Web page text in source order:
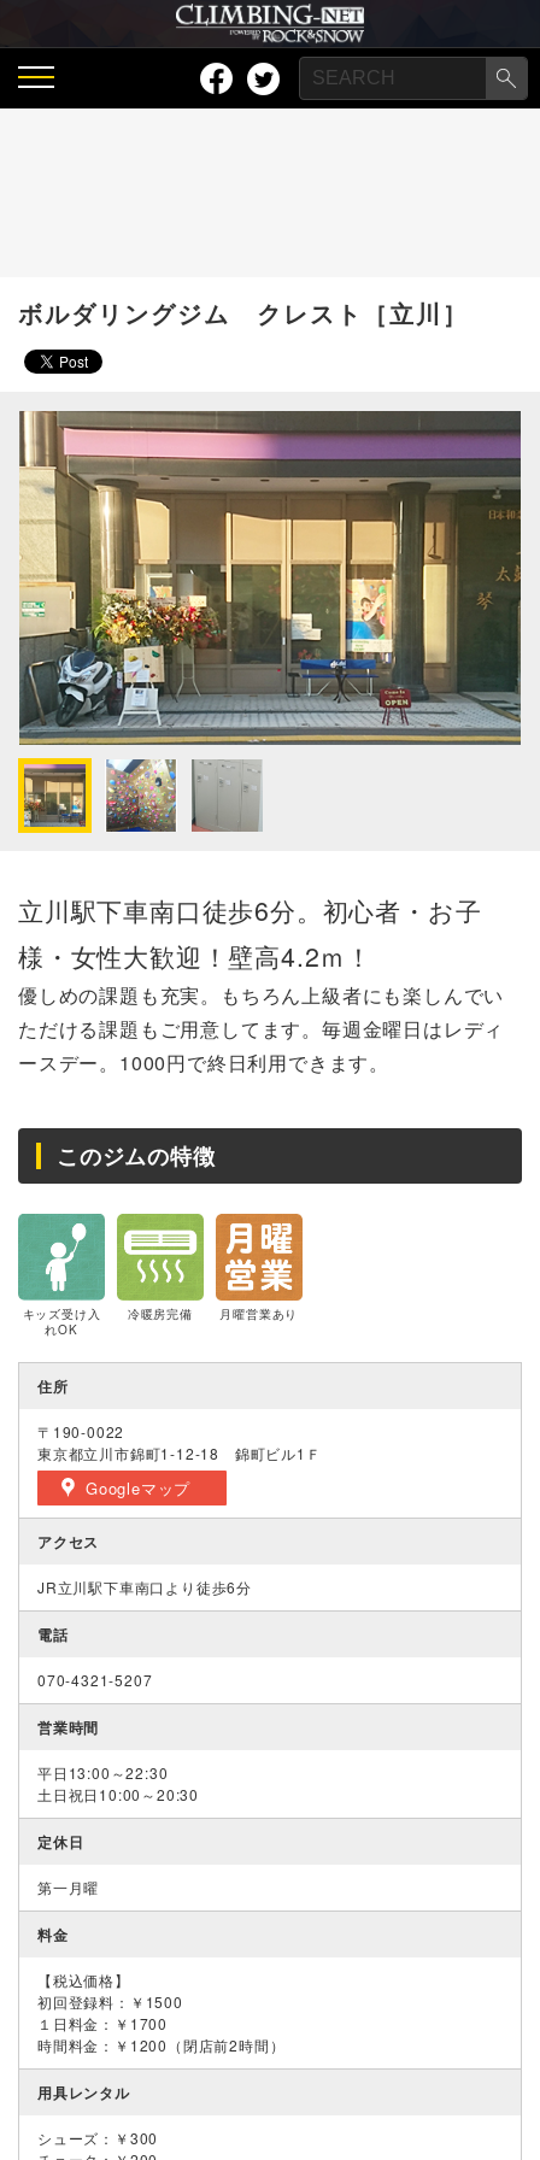
ボルダリングジム クレスト［立川］
立川駅下車南口徒歩6分。初心者・お子
様・女性大歓迎！壁高4.2ｍ！
優しめの課題も充実。もちろん上級者にも楽しんでい
ただける課題もご用意してます。毎週金曜日はレディ
ースデー。1000円で終日利用できます。
このジムの特徴
キッズ受け入
れOK
冷暖房完備 月曜営業あり
住所
〒190-0022
東京都立川市錦町1-12-18 錦町ビル1Ｆ
Googleマップ
アクセス
JR立川駅下車南口より徒歩6分
電話
070-4321-5207
営業時間
平日13:00～22:30
土日祝日10:00～20:30
定休日
第一月曜
料金
【税込価格】
初回登録料：￥1500
１日料金：￥1700
時間料金：￥1200（閉店前2時間）
用具レンタル
シューズ：￥300